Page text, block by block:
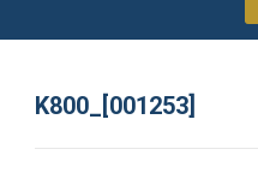
K800_[001253]